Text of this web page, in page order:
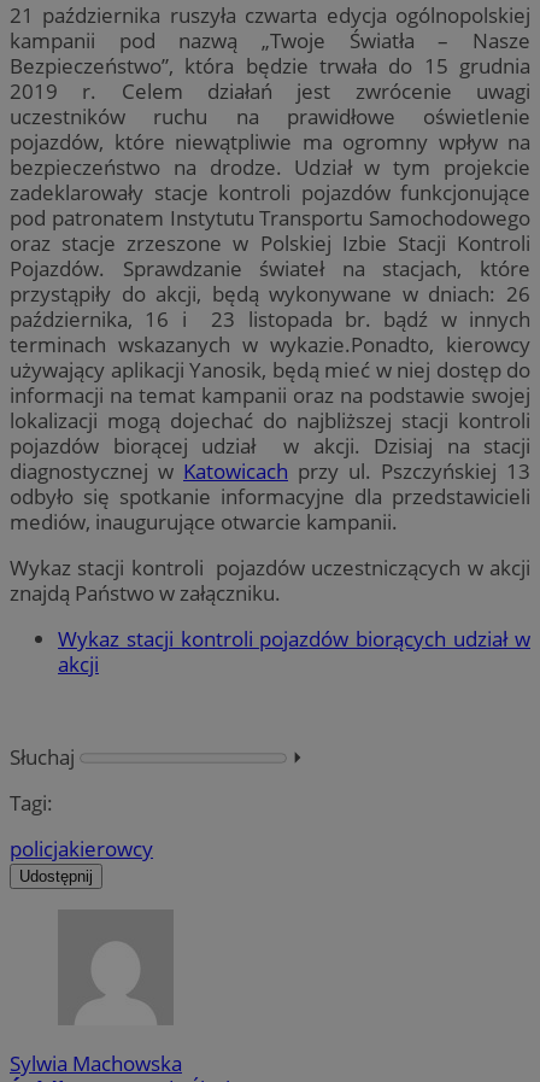
21 października ruszyła czwarta edycja ogólnopolskiej
kampanii pod nazwą „Twoje Światła – Nasze
Bezpieczeństwo”, która będzie trwała do 15 grudnia
2019 r. Celem działań jest zwrócenie uwagi
uczestników ruchu na prawidłowe oświetlenie
pojazdów, które niewątpliwie ma ogromny wpływ na
bezpieczeństwo na drodze. Udział w tym projekcie
zadeklarowały stacje kontroli pojazdów funkcjonujące
pod patronatem Instytutu Transportu Samochodowego
oraz stacje zrzeszone w Polskiej Izbie Stacji Kontroli
Pojazdów. Sprawdzanie świateł na stacjach, które
przystąpiły do akcji, będą wykonywane w dniach: 26
października, 16 i 23 listopada br. bądź w innych
terminach wskazanych w wykazie.Ponadto, kierowcy
używający aplikacji Yanosik, będą mieć w niej dostęp do
informacji na temat kampanii oraz na podstawie swojej
lokalizacji mogą dojechać do najbliższej stacji kontroli
pojazdów biorącej udział w akcji. Dzisiaj na stacji
diagnostycznej w Katowicach przy ul. Pszczyńskiej 13
odbyło się spotkanie informacyjne dla przedstawicieli
mediów, inaugurujące otwarcie kampanii.
Wykaz stacji kontroli pojazdów uczestniczących w akcji
znajdą Państwo w załączniku.
Wykaz stacji kontroli pojazdów biorących udział w
akcji
Słuchaj
⏵︎
Tagi:
policjakierowcy
Udostępnij
Sylwia Machowska